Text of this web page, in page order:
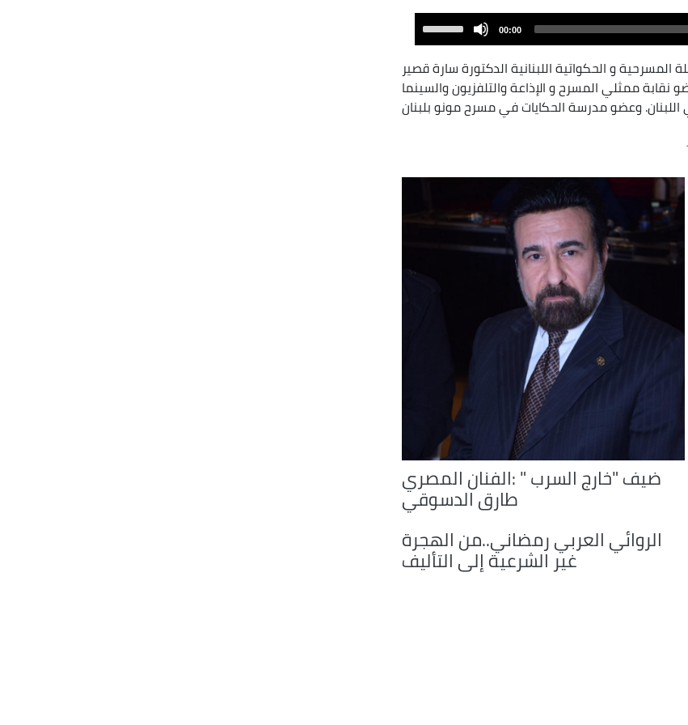
Player
00:00
keys
to
increase
volume.
المسرحية و الحكواتية اللبنانية الدكتورة سارة قصير
ممثلي المسرح و الإذاعة والتلفزيون والسينما
وعضو مدرسة الحكايات في مسرح مونو بلبنان
ضيف "خارج السرب " :الفنان المصري
طارق الدسوقي
الروائي العربي رمضاني..من الهجرة
غير الشرعية إلى التأليف